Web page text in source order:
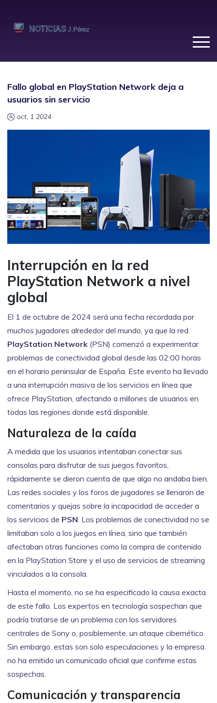
Fallo global en PlayStation Network deja a
usuarios sin servicio
oct, 1 2024
Interrupción en la red
PlayStation Network a nivel
global
El 1 de octubre de 2024 será una fecha recordada por
muchos jugadores alrededor del mundo, ya que la red
PlayStation Network (PSN) comenzó a experimentar
problemas de conectividad global desde las 02:00 horas
en el horario peninsular de España. Este evento ha llevado
a una interrupción masiva de los servicios en línea que
ofrece PlayStation, afectando a millones de usuarios en
todas las regiones donde está disponible.
Naturaleza de la caída
A medida que los usuarios intentaban conectar sus
consolas para disfrutar de sus juegos favoritos,
rápidamente se dieron cuenta de que algo no andaba bien.
Las redes sociales y los foros de jugadores se llenaron de
comentarios y quejas sobre la incapacidad de acceder a
los servicios de PSN. Los problemas de conectividad no se
limitaban solo a los juegos en línea, sino que también
afectaban otras funciones como la compra de contenido
en la PlayStation Store y el uso de servicios de streaming
vinculados a la consola.
Hasta el momento, no se ha especificado la causa exacta
de este fallo. Los expertos en tecnología sospechan que
podría tratarse de un problema con los servidores
centrales de Sony o, posiblemente, un ataque cibernético.
Sin embargo, estas son solo especulaciones y la empresa
no ha emitido un comunicado oficial que confirme estas
sospechas.
Comunicación y transparencia